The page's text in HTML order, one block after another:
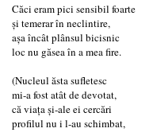
Căci eram pici sensibil foarte
și temerar în neclintire,
așa încât plânsul bicisnic
loc nu găsea în a mea fire.
(Nucleul ăsta sufletesc
mi-a fost atât de devotat,
că viața și-ale ei cercări
profilul nu i l-au schimbat,